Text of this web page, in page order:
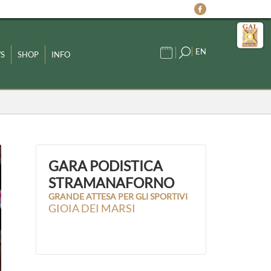
SHOP INFO EN
GARA PODISTICA
STRAMANAFORNO
GRANDE ATTESA PER GLI SPORTIVI
GIOIA DEI MARSI